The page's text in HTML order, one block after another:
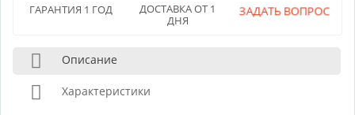
ГАРАНТИЯ 1 ГОД
ДОСТАВКА ОТ 1
ДНЯ
ЗАДАТЬ ВОПРОС
Описание
Характеристики